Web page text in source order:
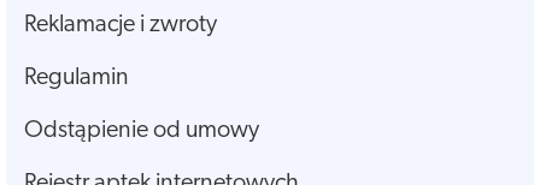
Reklamacje i zwroty
Regulamin
Odstąpienie od umowy